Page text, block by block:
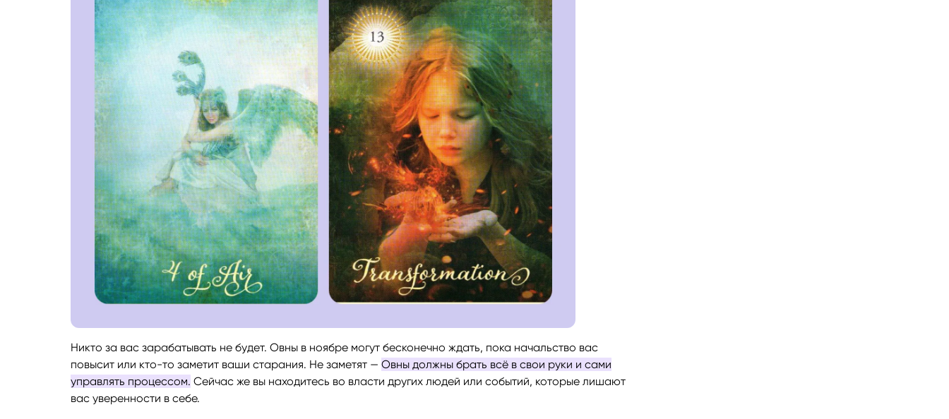
Никто за вас зарабатывать не будет. Овны в ноябре могут бесконечно ждать, пока начальство вас
повысит или кто-то заметит ваши старания. Не заметят — Овны должны брать всё в свои руки и сами
управлять процессом. Сейчас же вы находитесь во власти других людей или событий, которые лишают
вас уверенности в себе.